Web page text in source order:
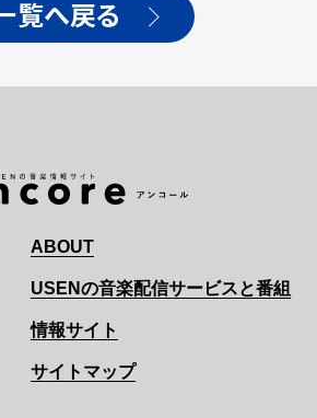
覧へ戻る
ABOUT
USENの音楽配信サービスと番組
情報サイト
サイトマップ